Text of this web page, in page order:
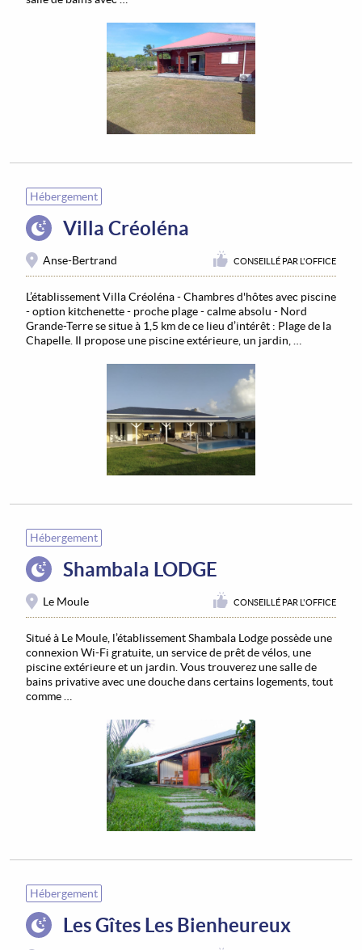
Hébergement
Villa Créoléna
Anse-Bertrand CONSEILLÉ PAR L'OFFICE
L’établissement Villa Créoléna - Chambres d'hôtes avec piscine
- option kitchenette - proche plage - calme absolu - Nord
Grande-Terre se situe à 1,5 km de ce lieu d’intérêt : Plage de la
Chapelle. Il propose une piscine extérieure, un jardin, …
Hébergement
Shambala LODGE
Le Moule CONSEILLÉ PAR L'OFFICE
Situé à Le Moule, l’établissement Shambala Lodge possède une
connexion Wi-Fi gratuite, un service de prêt de vélos, une
piscine extérieure et un jardin. Vous trouverez une salle de
bains privative avec une douche dans certains logements, tout
comme …
Hébergement
Les Gîtes Les Bienheureux